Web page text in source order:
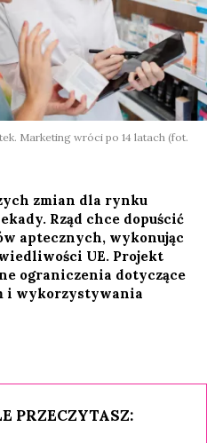
Marketing wróci po 14 latach (fot.
zmian dla rynku
Rząd chce dopuścić
aptecznych, wykonując
UE. Projekt
ograniczenia dotyczące
i wykorzystywania
PRZECZYTASZ: